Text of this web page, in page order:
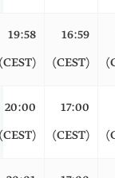
16:59
(CEST)
19:58
(CEST)
17:00
(CEST)
20:00
(CEST)